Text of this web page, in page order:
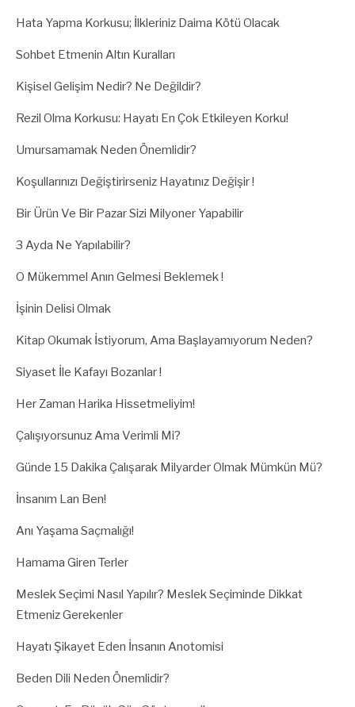
Hata Yapma Korkusu; İlkleriniz Daima Kötü Olacak
Sohbet Etmenin Altın Kuralları
Kişisel Gelişim Nedir? Ne Değildir?
Rezil Olma Korkusu: Hayatı En Çok Etkileyen Korku!
Umursamamak Neden Önemlidir?
Koşullarınızı Değiştirirseniz Hayatınız Değişir !
Bir Ürün Ve Bir Pazar Sizi Milyoner Yapabilir
3 Ayda Ne Yapılabilir?
O Mükemmel Anın Gelmesi Beklemek !
İşinin Delisi Olmak
Kitap Okumak İstiyorum, Ama Başlayamıyorum Neden?
Siyaset İle Kafayı Bozanlar !
Her Zaman Harika Hissetmeliyim!
Çalışıyorsunuz Ama Verimli Mi?
Günde 15 Dakika Çalışarak Milyarder Olmak Mümkün Mü?
İnsanım Lan Ben!
Anı Yaşama Saçmalığı!
Hamama Giren Terler
Meslek Seçimi Nasıl Yapılır? Meslek Seçiminde Dikkat
Etmeniz Gerekenler
Hayatı Şikayet Eden İnsanın Anotomisi
Beden Dili Neden Önemlidir?